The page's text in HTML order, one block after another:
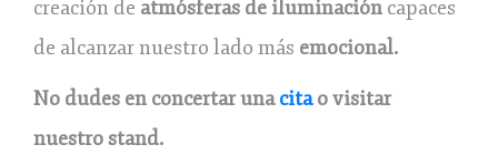
creación de atmósferas de iluminación capaces
de alcanzar nuestro lado más emocional.
No dudes en concertar unacitao visitar
nuestro stand.